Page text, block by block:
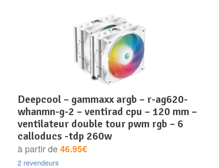
deepcool – gammaxx argb – r-ag620-
whanmn-g-2 – ventirad cpu – 120 mm –
ventilateur double tour pwm rgb – 6
calloducs -tdp 260w
à partir de46.95€
2 revendeurs